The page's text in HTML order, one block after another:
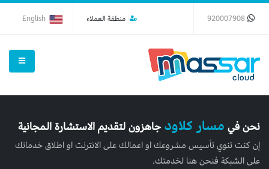
920007908 منطقة العملاء English
نحن في مسار كلاودجاهزون لتقديم الاستشارة المجانية
إن كنت تنوي تأسيس مشروعك او اعمالك على الانترنت او اطلاق خدماتك
على الشبكة فنحن هنا لخدمتك.